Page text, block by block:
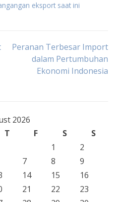
eksport saat ini
Peranan Terbesar Import
dalam Pertumbuhan
Ekonomi Indonesia
2026
T F S
S
1
2
7 8
9
14 15
16
21 22
23